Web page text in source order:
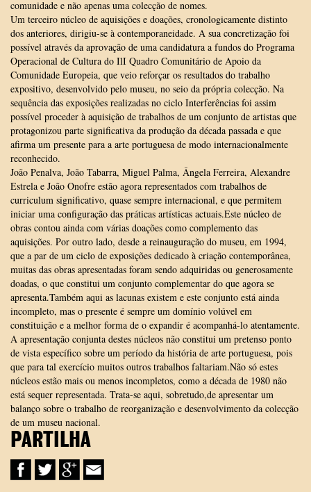
comunidade e não apenas uma colecção de nomes.
Um terceiro núcleo de aquisições e doações, cronologicamente distinto
dos anteriores, dirigiu-se à contemporaneidade. A sua concretização foi
possível através da aprovação de uma candidatura a fundos do Programa
Operacional de Cultura do IlI Quadro Comunitário de Apoio da
Comunidade Europeia, que veio reforçar os resultados do trabalho
expositivo, desenvolvido pelo museu, no seio da própria colecção. Na
sequência das exposições realizadas no ciclo Interferências foi assim
possível proceder à aquisição de trabalhos de um conjunto de artistas que
protagonizou parte significativa da produção da década passada e que
afirma um presente para a arte portuguesa de modo internacionalmente
reconhecido.
João Penalva, João Tabarra, Miguel Palma, Ângela Ferreira, Alexandre
Estrela e João Onofre estão agora representados com trabalhos de
curriculum significativo, quase sempre internacional, e que permitem
iniciar uma configuração das práticas artísticas actuais.Este núcleo de
obras contou ainda com várias doações como complemento das
aquisições. Por outro lado, desde a reinauguração do museu, em 1994,
que a par de um ciclo de exposições dedicado à criação contemporânea,
muitas das obras apresentadas foram sendo adquiridas ou generosamente
doadas, o que constitui um conjunto complementar do que agora se
apresenta.Também aqui as lacunas existem e este conjunto está ainda
incompleto, mas o presente é sempre um domínio volúvel em
constituição e a melhor forma de o expandir é acompanhá-lo atentamente.
A apresentação conjunta destes núcleos não constitui um pretenso ponto
de vista específico sobre um período da história de arte portuguesa, pois
que para tal exercício muitos outros trabalhos faltariam.Não só estes
núcleos estão mais ou menos incompletos, como a década de 1980 não
está sequer representada. Trata­-se aqui, sobretudo,de apresentar um
balanço sobre o trabalho de reorganização e desenvolvimento da colecção
de um museu nacional.
PARTILHA